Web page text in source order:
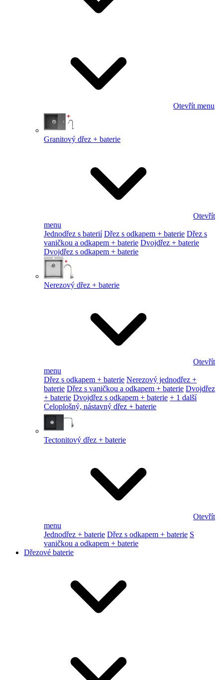
Otevřít menu
Granitový dřez + baterie
Otevřít
menu
Jednodřez s baterií Dřez s odkapem + baterie Dřez s
vaničkou a odkapem + baterie Dvojdřez + baterie
Dvojdřez s odkapem + baterie
Nerezový dřez + baterie
Otevřít
menu
Dřez s odkapem + baterie Nerezový jednodřez +
baterie Dřez s vaničkou a odkapem + baterie Dvojdřez
+ baterie Dvojdřez s odkapem + baterie + 1 další
Celoplošný, nástavný dřez + baterie
Tectonitový dřez + baterie
Otevřít
menu
Jednodřez + baterie Dřez s odkapem + baterie S
vaničkou a odkapem + baterie
Dřezové baterie